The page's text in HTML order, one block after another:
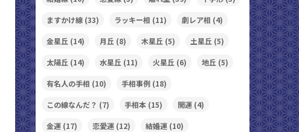
ますかけ線 (33) ラッキー相 (11) 劇レア相 (4)
金星丘 (14) 月丘 (8) 木星丘 (5) 土星丘 (5)
太陽丘 (14) 水星丘 (11) 火星丘 (6) 地丘 (5)
有名人の手相 (10) 手相事例 (18)
この線なんだ？ (7) 手相本 (15) 開運 (4)
金運 (17) 恋愛運 (12) 結婚運 (10)